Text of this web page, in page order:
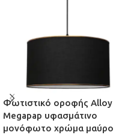
Φωτιστικό οροφής Alloy
Megapap υφασμάτινο
μονόφωτο χρώμα μαύρο